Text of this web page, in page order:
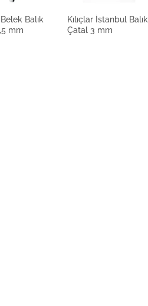
Belek Balık
mm
Kılıçlar İstanbul Balık
Çatal 3 mm